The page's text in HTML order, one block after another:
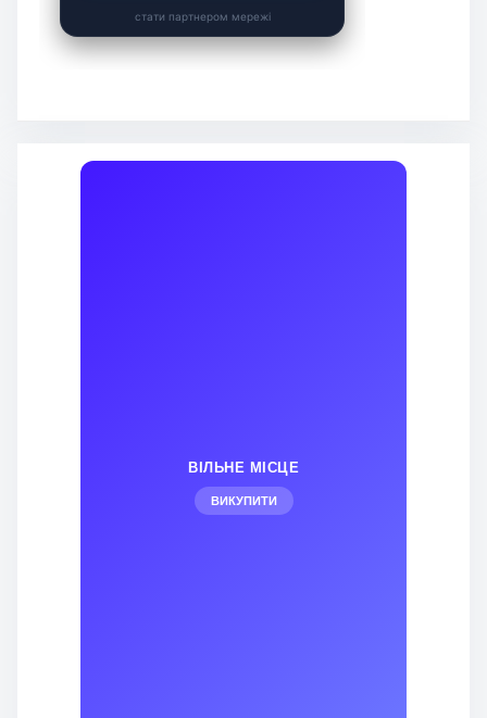
ВІЛЬНЕ МІСЦЕ
ВИКУПИТИ